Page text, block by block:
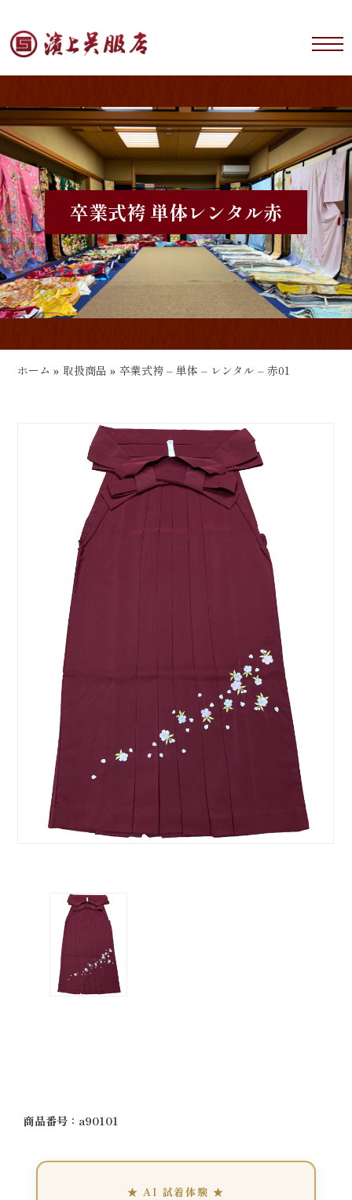
卒業式袴 単体レンタル赤
ホーム »取扱商品 » 卒業式袴 – 単体 – レンタル – 赤01
商品番号：a90101
★ AI 試着体験 ★